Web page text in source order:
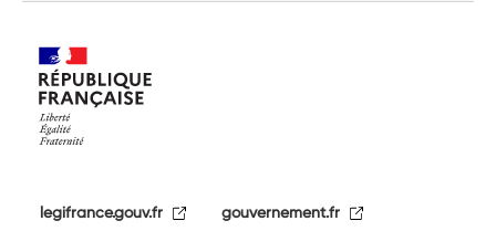
legifrance.gouv.fr gouvernement.fr